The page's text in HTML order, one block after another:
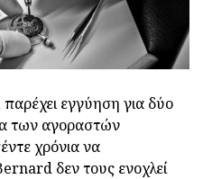
εγγύηση για δύο
των αγοραστών
χρόνια να
δεν τους ενοχλεί